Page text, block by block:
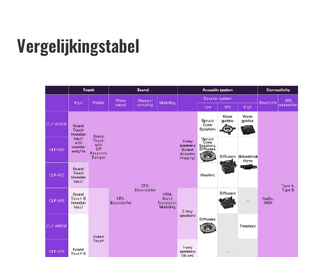
Vergelijkingstabel